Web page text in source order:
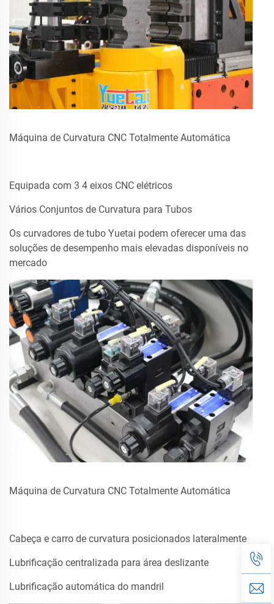
Máquina de Curvatura CNC Totalmente Automática
Equipada com 3 4 eixos CNC elétricos
Vários Conjuntos de Curvatura para Tubos
Os curvadores de tubo Yuetai podem oferecer uma das
soluções de desempenho mais elevadas disponíveis no
mercado
Máquina de Curvatura CNC Totalmente Automática
Cabeça e carro de curvatura posicionados lateralmente
Lubrificação centralizada para área deslizante
Lubrificação automática do mandril